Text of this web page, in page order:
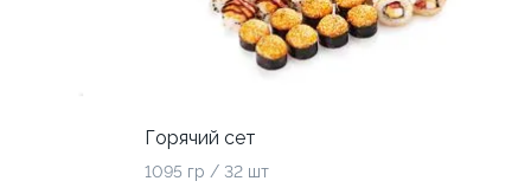
Горячий сет
1095 гр / 32 шт